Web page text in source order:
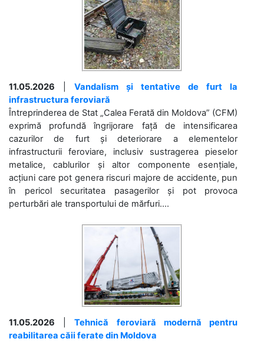
11.05.2026
Vandalism și tentative de furt la
infrastructura feroviară
Întreprinderea de Stat „Calea Ferată din Moldova” (CFM)
exprimă profundă îngrijorare față de intensificarea
cazurilor de furt și deteriorare a elementelor
infrastructurii feroviare, inclusiv sustragerea pieselor
metalice, cablurilor și altor componente esențiale,
acțiuni care pot genera riscuri majore de accidente, pun
în pericol securitatea pasagerilor și pot provoca
perturbări ale transportului de mărfuri....
11.05.2026 |Tehnică feroviară modernă pentru
reabilitarea căii ferate din Moldova